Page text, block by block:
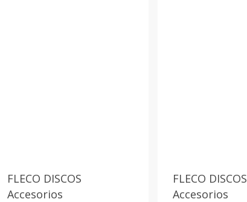
FLECO DISCOS
Accesorios
FLECO DISCOS
Accesorios